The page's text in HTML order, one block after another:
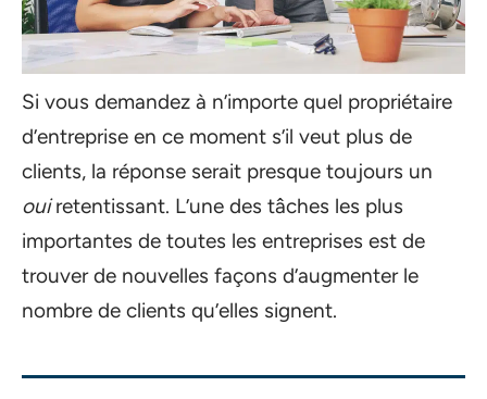
Si vous demandez à n’importe quel propriétaire
d’entreprise en ce moment s’il veut plus de
clients, la réponse serait presque toujours un
ouiretentissant. L’une des tâches les plus
importantes de toutes les entreprises est de
trouver de nouvelles façons d’augmenter le
nombre de clients qu’elles signent.